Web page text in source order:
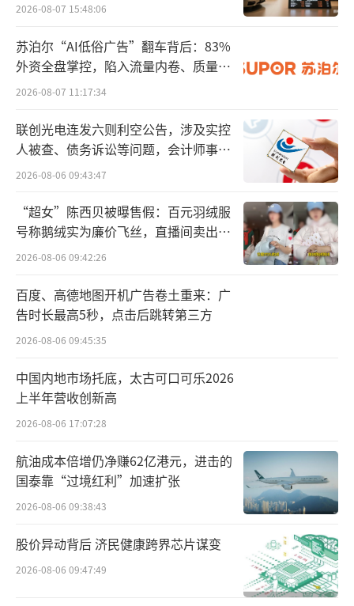
2026-08-07 15:48:06
苏泊尔“AI低俗广告”翻车背后：83%
外资全盘掌控，陷入流量内卷、质量频
发的负循环
2026-08-07 11:17:34
联创光电连发六则利空公告，涉及实控
人被查、债务诉讼等问题，会计师事务
所曾出具“保留意见”
2026-08-06 09:43:47
“超女”陈西贝被曝售假：百元羽绒服
号称鹅绒实为廉价飞丝，直播间卖出超
百万元
2026-08-06 09:42:26
百度、高德地图开机广告卷土重来：广
告时长最高5秒，点击后跳转第三方
2026-08-06 09:45:35
中国内地市场托底，太古可口可乐2026
上半年营收创新高
2026-08-06 17:07:28
航油成本倍增仍净赚62亿港元，进击的
国泰靠“过境红利”加速扩张
2026-08-06 09:38:43
股价异动背后 济民健康跨界芯片谋变
2026-08-06 09:47:49